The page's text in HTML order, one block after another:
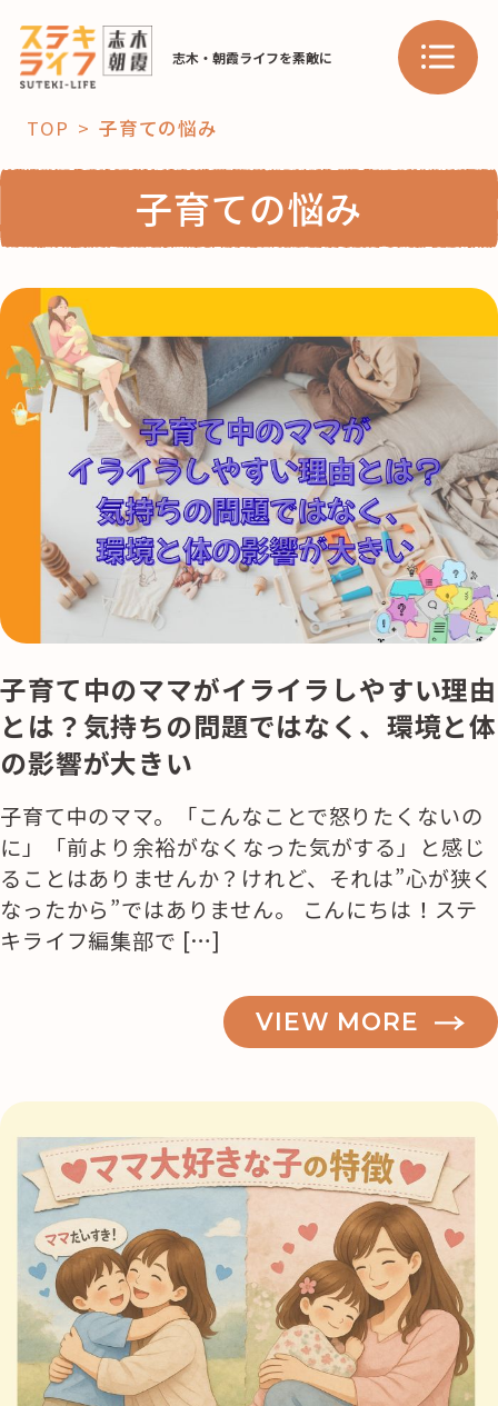
志木・朝霞ライフを素敵に
「コト」
子育て
暮らし
おすすめ
「場」
HAREL HAREL
活用事例
「モノ」
「ひと」
協賛・協力店
コーディネーター紹介
記事検索
TOP 子育ての悩み
子育ての悩み
子育て中のママがイライラしやすい理由
とは？気持ちの問題ではなく、環境と体
の影響が大きい
子育て中のママ。「こんなことで怒りたくないの
に」「前より余裕がなくなった気がする」と感じ
ることはありませんか？けれど、それは”心が狭く
なったから”ではありません。 こんにちは！ステ
キライフ編集部で […]
VIEW MORE